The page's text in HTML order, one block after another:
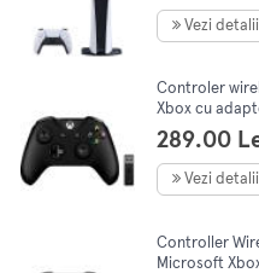
Vezi detalii
Controler
Xbox cu
Negru
289.00
Vezi detalii
Controller
Microsoft